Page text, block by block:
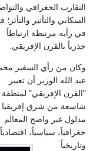
التقارب الجغرافي
السكاني والتأثير والتأثر؛
في رأيه مرتبطة ارتباطاً
جذرياً بالقرن الإفريقي.
وكان من رأي السفير
عبد الله الوزير أن تعبير
"القرن الإفريقي" لمنطقة
شاسعة من شرق إفريقيا
مدلول غير واضح المعالم
جغرافياً، سياسياً، اقتصادياً
وتاريخياً